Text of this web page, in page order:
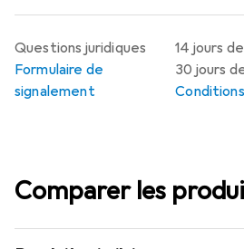
14 jours
30 jours
Questions juridiques
Formulaire de
signalement
Comparer les